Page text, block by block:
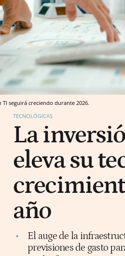
TI seguirá creciendo durante 2026.
TECNOLÓGICAS
La
eleva su
año
El auge de la
previsiones de gasto